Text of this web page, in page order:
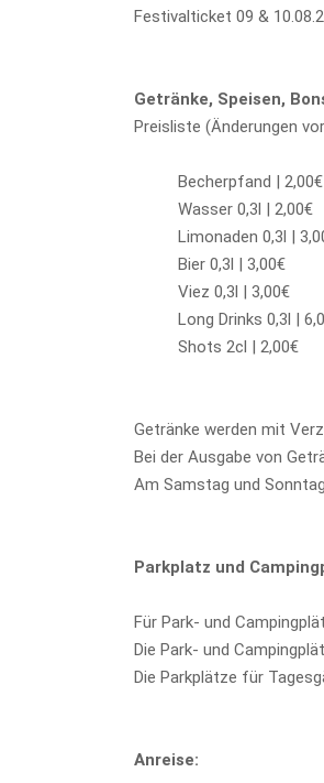
Festivalticket 09 &
Getränke, Speisen,
Preisliste (Änderungen
Becherpfand | 2,00€
Wasser 0,3l | 2,00€
Limonaden 0,3l |
Bier 0,3l | 3,00€
Viez 0,3l | 3,00€
Long Drinks 0,3l |
Shots 2cl | 2,00€
Getränke werden mit
Bei der Ausgabe von
Am Samstag und
Parkplatz und
Für Park- und
Die Park- und
Die Parkplätze für
Anreise:
Mit dem
Laden der